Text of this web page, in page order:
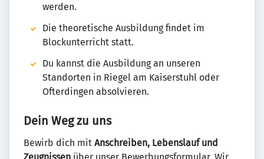
werden.
Die theoretische Ausbildung findet im
Blockunterricht statt.
Du kannst die Ausbildung an unseren
Standorten in Riegel am Kaiserstuhl oder
Ofterdingen absolvieren.
Dein Weg zu uns
Bewirb dich mit Anschreiben, Lebenslauf und